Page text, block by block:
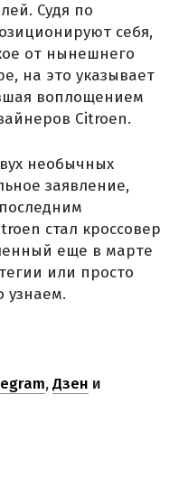
Судя по
себя,
от нынешнего
на это указывает
воплощением
Citroen.
необычных
заявление,
стал кроссовер
еще в марте
или просто
узнаем.
,Дзен и